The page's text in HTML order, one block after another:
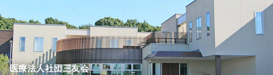
医療法人社団三友会